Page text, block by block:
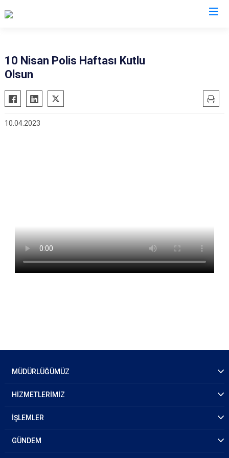
10 Nisan Polis Haftası Kutlu
Olsun
10.04.2023
MÜDÜRLÜĞÜMÜZ
HİZMETLERİMİZ
İŞLEMLER
GÜNDEM